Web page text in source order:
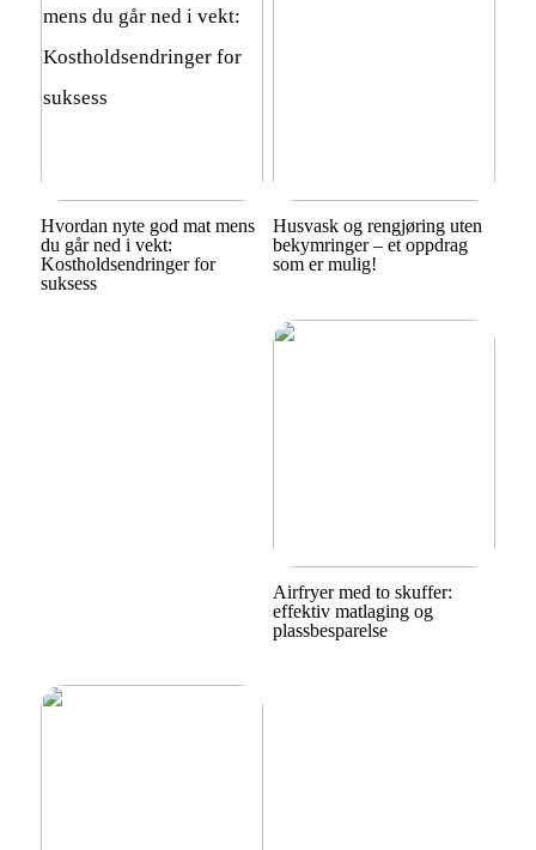
Hvordan nyte god mat mens
du går ned i vekt:
Kostholdsendringer for
suksess
Husvask og rengjøring uten
bekymringer – et oppdrag
som er mulig!
Airfryer med to skuffer:
effektiv matlaging og
plassbesparelse